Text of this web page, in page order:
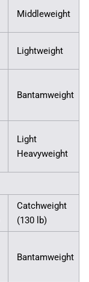
Middleweight
Lightweight
Bantamweight
Light
Heavyweight
Catchweight
(130 lb)
Bantamweight